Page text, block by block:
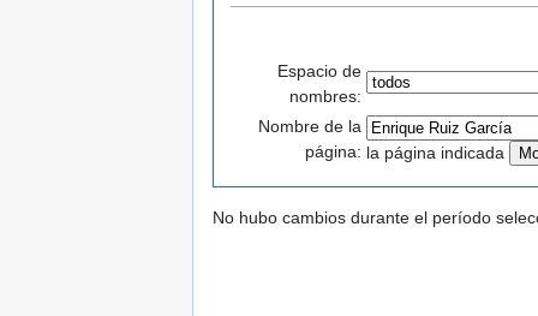
Espacio de
nombres:
Nombre de la
página: la página indicada
No hubo cambios durante el período